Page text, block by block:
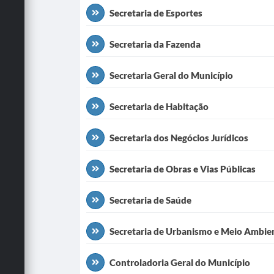
Secretaria de Esportes
Secretaria da Fazenda
Secretaria Geral do Município
Secretaria de Habitação
Secretaria dos Negócios Jurídicos
Secretaria de Obras e Vias Públicas
Secretaria de Saúde
Secretaria de Urbanismo e Meio
Controladoria Geral do Município